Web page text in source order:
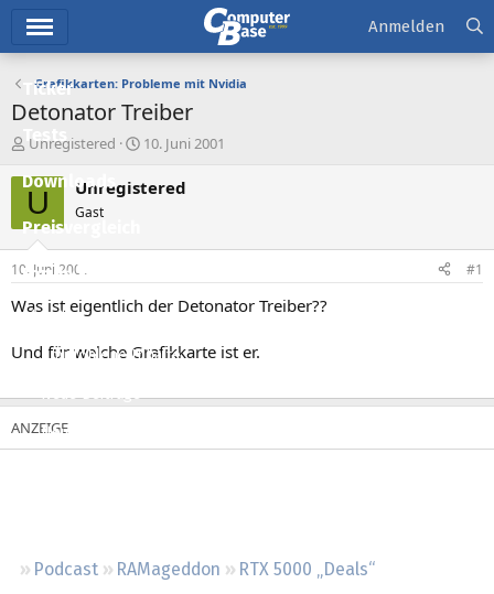
Ticker
Tests
Downloads
Preisvergleich
Forum
Aktuelles
Empfohlene Inhalte
Neue Beiträge
Neueste Aktivitäten
Podcast RAMageddon
RTX 5000 „Deals“
Anmelden
Grafikkarten: Probleme mit Nvidia
Detonator Treiber
E
s
e
e
r
Unregistered
E
s
t
a
10. Juni 2001
U Unregistered
Gast
10. Juni 2001 #1
Was ist eigentlich der Detonator Treiber??
Und für welche Grafikkarte ist er.